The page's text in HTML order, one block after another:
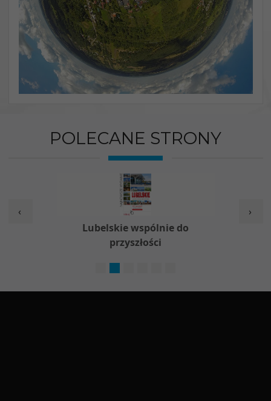
POLECANE STRONY
Lubelskie wspólnie do
Nieodpłatna Pomoc
‹ ›